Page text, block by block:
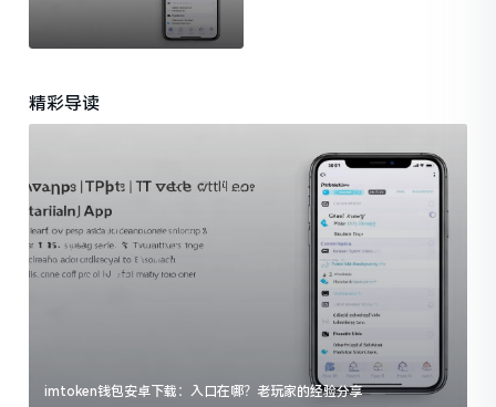
一文给你说清楚
精彩导读
imtoken钱包安卓下载：入口在哪？老玩家的经验分享